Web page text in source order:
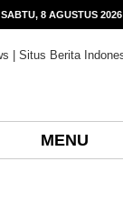
SABTU, 8 AGUSTUS 2026
MENU